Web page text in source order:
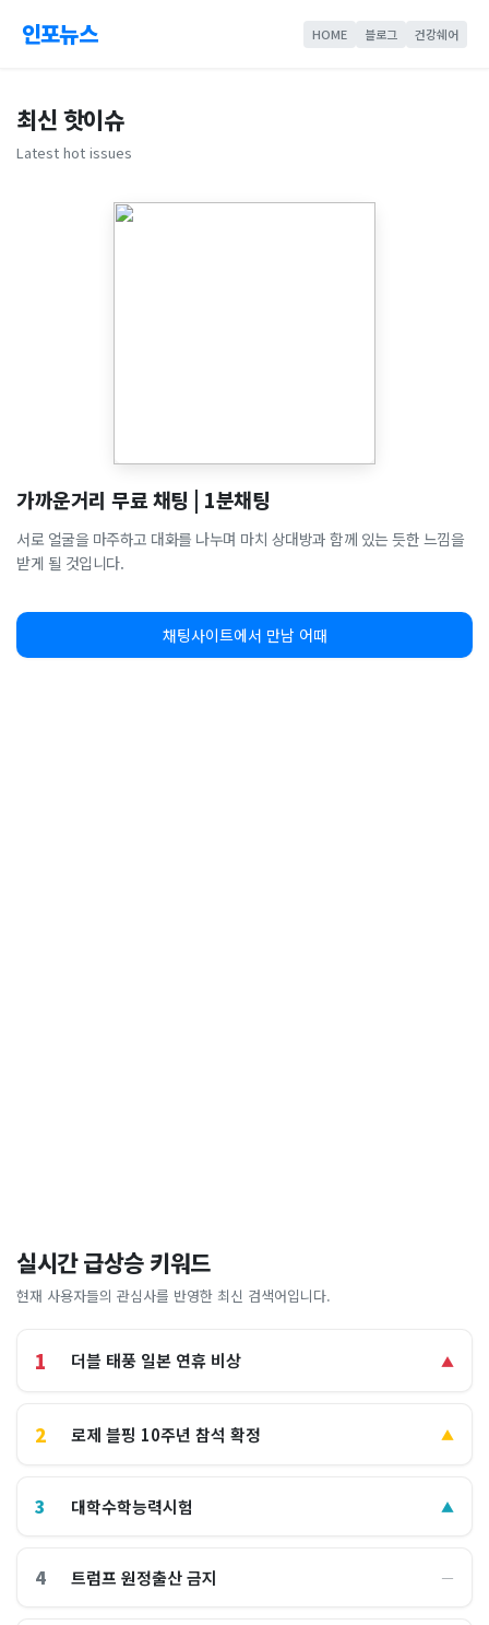
인포뉴스 HOME 블로그 건강쉐어
최신 핫이슈
Latest hot issues
가까운거리 무료 채팅 | 1분채팅
서로 얼굴을 마주하고 대화를 나누며 마치 상대방과 함께 있는 듯한 느낌을
받게 될 것입니다.
채팅사이트에서 만남 어때
실시간 급상승 키워드
현재 사용자들의 관심사를 반영한 최신 검색어입니다.
1 더블 태풍 일본 연휴 비상 ▲
2 로제 블핑 10주년 참석 확정 ▲
3 대학수학능력시험 ▲
4 트럼프 원정출산 금지 ―